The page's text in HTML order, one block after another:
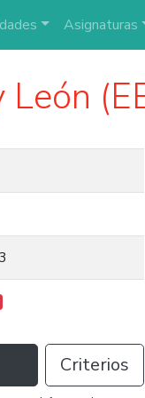
Asignaturas
Criterios